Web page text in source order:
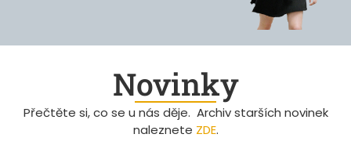
Novinky
Přečtěte si, co se u nás děje. Archiv starších novinek
naleznete ZDE.